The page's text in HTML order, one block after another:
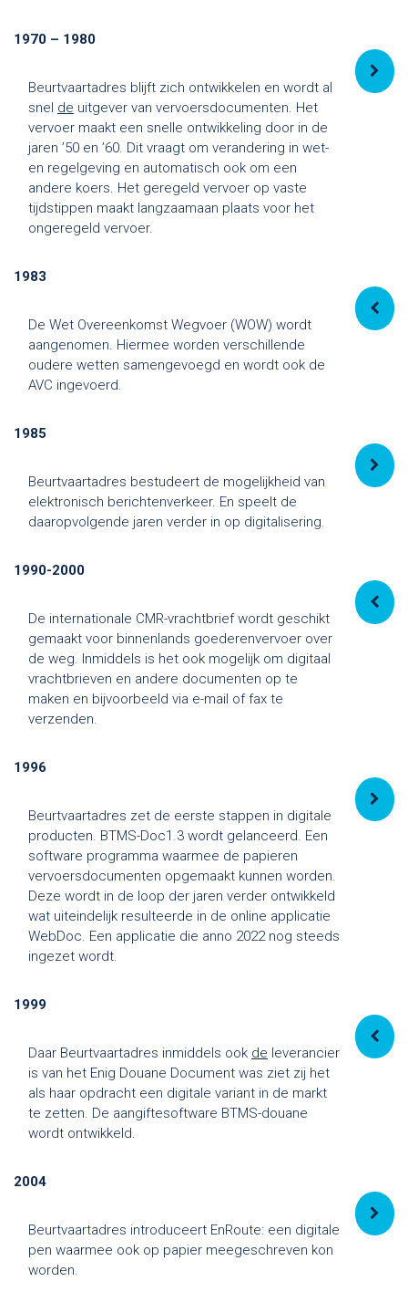
1970 – 1980
Beurtvaartadres blijft zich ontwikkelen en wordt al
snel de uitgever van vervoersdocumenten. Het
vervoer maakt een snelle ontwikkeling door in de
jaren ’50 en ’60. Dit vraagt om verandering in wet-
en regelgeving en automatisch ook om een
andere koers. Het geregeld vervoer op vaste
tijdstippen maakt langzaamaan plaats voor het
ongeregeld vervoer.
1983
De Wet Overeenkomst Wegvoer (WOW) wordt
aangenomen. Hiermee worden verschillende
oudere wetten samengevoegd en wordt ook de
AVC ingevoerd.
1985
Beurtvaartadres bestudeert de mogelijkheid van
elektronisch berichtenverkeer. En speelt de
daaropvolgende jaren verder in op digitalisering.
1990-2000
De internationale CMR-vrachtbrief wordt geschikt
gemaakt voor binnenlands goederenvervoer over
de weg. Inmiddels is het ook mogelijk om digitaal
vrachtbrieven en andere documenten op te
maken en bijvoorbeeld via e-mail of fax te
verzenden.
1996
Beurtvaartadres zet de eerste stappen in digitale
producten. BTMS-Doc1.3 wordt gelanceerd. Een
software programma waarmee de papieren
vervoersdocumenten opgemaakt kunnen worden.
Deze wordt in de loop der jaren verder ontwikkeld
wat uiteindelijk resulteerde in de online applicatie
WebDoc. Een applicatie die anno 2022 nog steeds
ingezet wordt.
1999
Daar Beurtvaartadres inmiddels ook de leverancier
is van het Enig Douane Document was ziet zij het
als haar opdracht een digitale variant in de markt
te zetten. De aangiftesoftware BTMS-douane
wordt ontwikkeld.
2004
Beurtvaartadres introduceert EnRoute: een digitale
pen waarmee ook op papier meegeschreven kon
worden.